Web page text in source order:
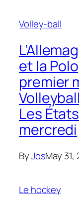
Volley-ball
et la
premier
Les
mercredi
ByJosMay 31,
Le hockey